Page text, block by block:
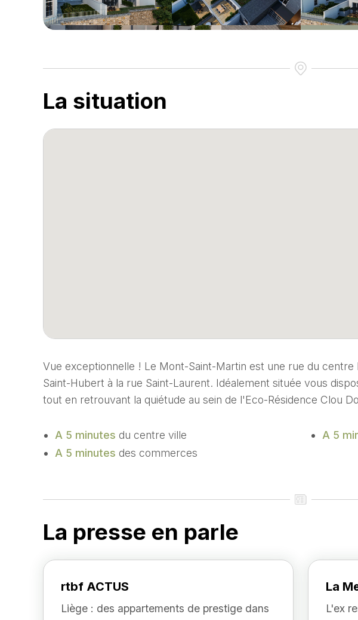
photo
photo
La situation
Vue exceptionnelle ! Le Mont-Saint-Martin est une rue du centre
Saint-Hubert à la rue Saint-Laurent. Idéalement située vous
tout en retrouvant la quiétude au sein de l'Eco-Résidence Clou
A 5 minutes du centre ville
A 5 minutes des commerces
A 5
La presse en parle
rtbf ACTUS
Liège : des appartements de prestige dans
La
L'ex